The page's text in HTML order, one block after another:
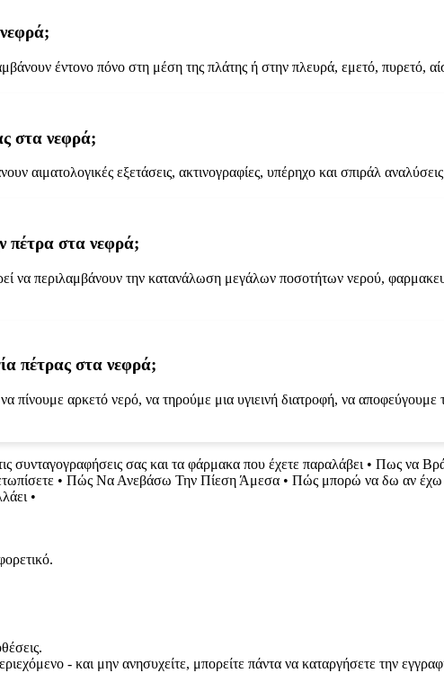
έντονο πόνο στη μέση της πλάτης ή στην πλευρά, εμετό, πυρετό,
στα νεφρά;
αιματολογικές εξετάσεις, ακτινογραφίες, υπέρηχο και σπιράλ
πέτρα στα νεφρά;
να περιλαμβάνουν την κατανάλωση μεγάλων ποσοτήτων νερού,
πέτρας στα νεφρά;
πίνουμε αρκετό νερό, να τηρούμε μια υγιεινή διατροφή, να
συνταγογραφήσεις σας και τα φάρμακα που έχετε παραλάβει • Πως να
• Πώς Να Ανεβάσω Την Πίεση Άμεσα • Πώς μπορώ να δω αν έχω
•
- και μην ανησυχείτε, μπορείτε πάντα να καταργήσετε την